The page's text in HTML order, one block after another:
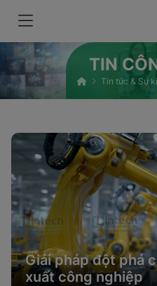
TIN
Tin tức & Sự
Giải pháp đột phá
xuất công nghiệp